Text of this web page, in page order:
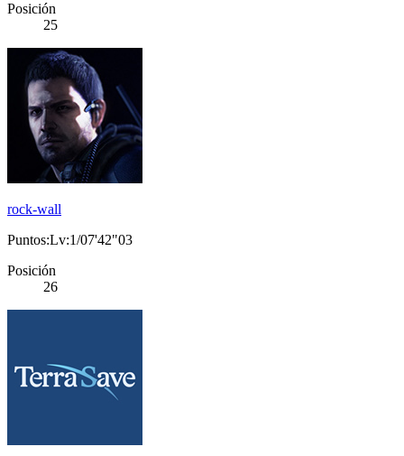
Posición
25
rock-wall
Puntos:Lv:1/07'42"03
Posición
26